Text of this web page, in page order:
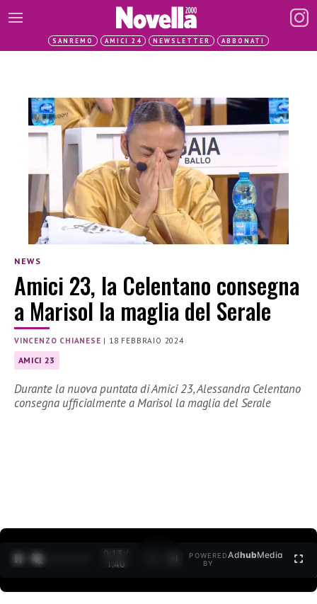
SANREMO AMICI 24 NEWSLETTER ABBONATI
NEWS
Amici 23, la Celentano consegna
a Marisol la maglia del Serale
VINCENZO CHIANESE | 18 FEBBRAIO 2024
AMICI 23
Durante la nuova puntata di Amici 23, Alessandra Celentano
consegna ufficialmente a Marisol la maglia del Serale
0:15 /
1:40
POWERED
BY
AdhubMedia